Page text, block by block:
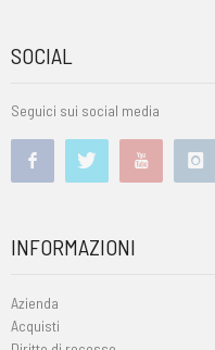
SOCIAL
Seguici sui social media
INFORMAZIONI
Azienda
Acquisti